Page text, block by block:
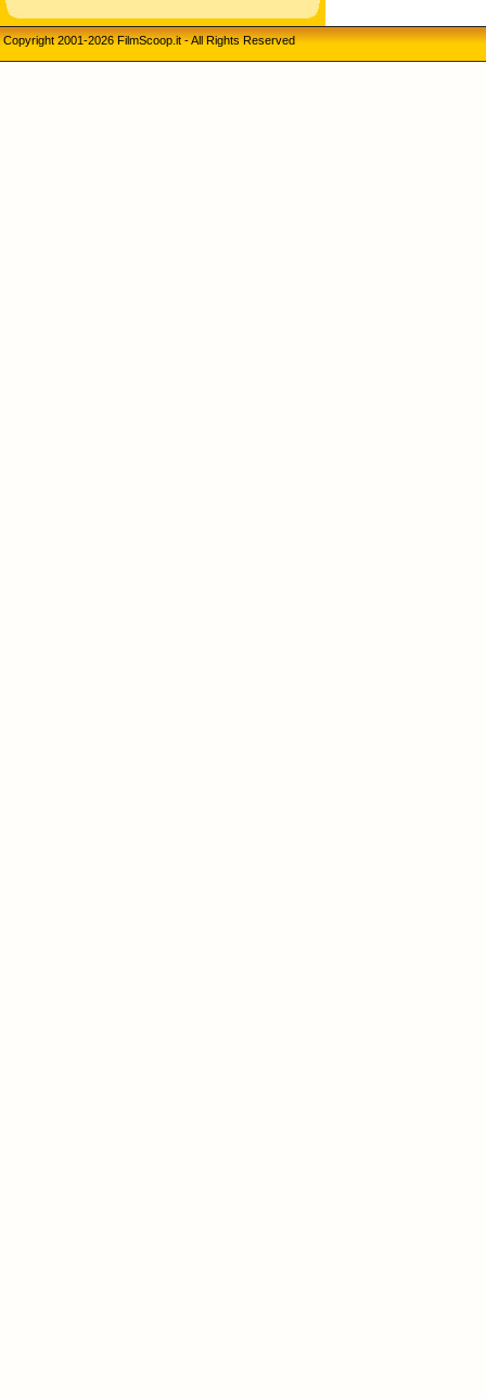
Copyright 2001-2026 FilmScoop.it - All Rights Reserved